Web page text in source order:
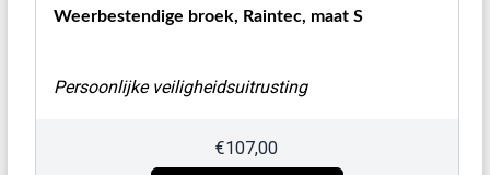
Weerbestendige broek, Raintec, maat S
Persoonlijke veiligheidsuitrusting
€107,00